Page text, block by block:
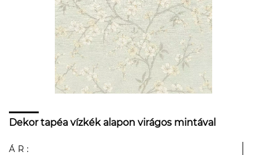
Dekor tapéa vízkék alapon virágos mintával
ÁR: